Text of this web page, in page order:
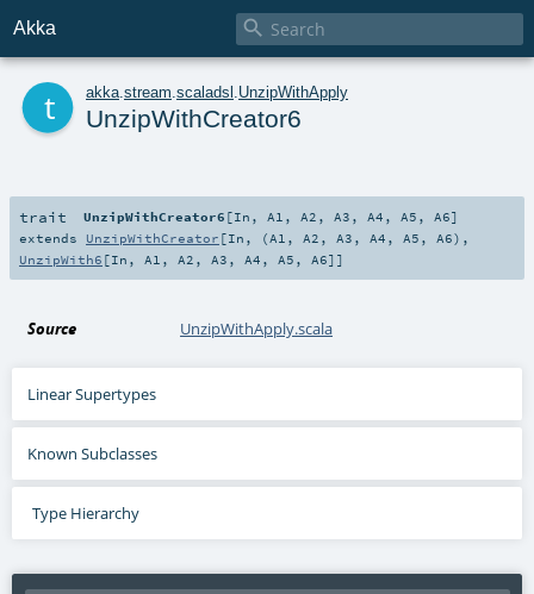
Akka 
akka stream scaladsl UnzipWithApply
UnzipWithCreator6
trait UnzipWithCreator6 [In , A1 , A2 , A3 , A4 , A5 , A6]
extends UnzipWithCreator [In , ( A1 , A2 , A3 , A4 , A5 , A6),
UnzipWith6 [In , A1 , A2 , A3 , A4 , A5 , A6]]
Source UnzipWithApply.scala
Linear Supertypes
Known Subclasses
Type Hierarchy